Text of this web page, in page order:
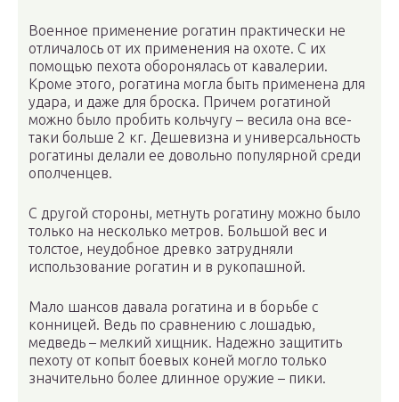
Военное применение рогатин практически не
отличалось от их применения на охоте. С их
помощью пехота оборонялась от кавалерии.
Кроме этого, рогатина могла быть применена для
удара, и даже для броска. Причем рогатиной
можно было пробить кольчугу – весила она все-
таки больше 2 кг. Дешевизна и универсальность
рогатины делали ее довольно популярной среди
ополченцев.
С другой стороны, метнуть рогатину можно было
только на несколько метров. Большой вес и
толстое, неудобное древко затрудняли
использование рогатин и в рукопашной.
Мало шансов давала рогатина и в борьбе с
конницей. Ведь по сравнению с лошадью,
медведь – мелкий хищник. Надежно защитить
пехоту от копыт боевых коней могло только
значительно более длинное оружие – пики.